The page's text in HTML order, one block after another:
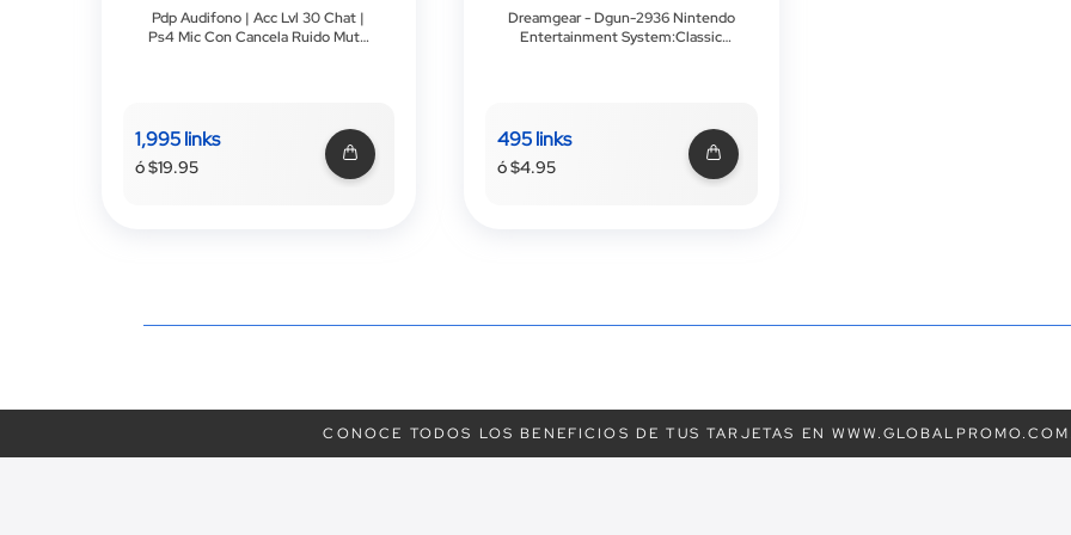
Pdp Audifono | Acc Lvl 30 Chat |
Ps4 Mic Con Cancela Ruido Mute
1,995 links
ó $19.95
Dreamgear - Dgun-2936 Nintendo
Entertainment System:Classic
495 links
ó $4.95
CONOCE TODOS LOS BENEFICIOS DE TUS TARJETAS EN